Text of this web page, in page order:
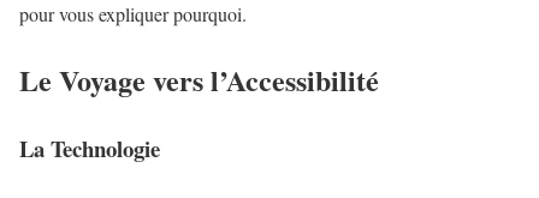
pour vous expliquer pourquoi.
Le Voyage vers l’Accessibilité
La Technologie